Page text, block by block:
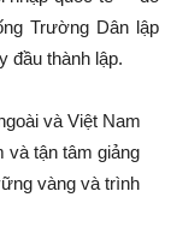
Trường Dân lập
đầu thành lập.
và Việt Nam
và tận tâm giảng
vàng và trình